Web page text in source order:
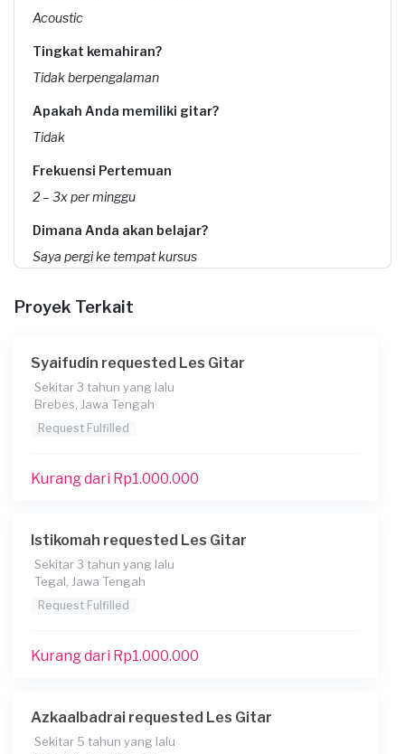
Acoustic
Tingkat kemahiran?
Tidak berpengalaman
Apakah Anda memiliki gitar?
Tidak
Frekuensi Pertemuan
2 – 3x per minggu
Dimana Anda akan belajar?
Saya pergi ke tempat kursus
02-05-2021
Berapa budget total untuk layanan ini?
Kurang dari Rp 1.000.000
Proyek Terkait
Syaifudin requested Les Gitar
Sekitar 3 tahun yang lalu
Brebes, Jawa Tengah
Request Fulfilled
Kurang dari Rp1.000.000
Istikomah requested Les Gitar
Sekitar 3 tahun yang lalu
Tegal, Jawa Tengah
Request Fulfilled
Kurang dari Rp1.000.000
Azkaalbadrai requested Les Gitar
Sekitar 5 tahun yang lalu